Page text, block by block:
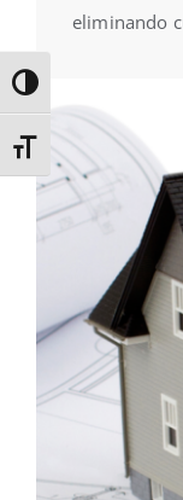
Alternar alto
Alternar tamaño de
eliminando